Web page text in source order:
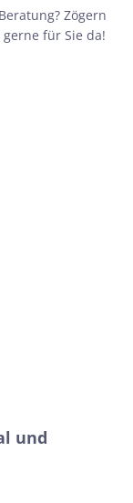
Zögern
für Sie da!
und